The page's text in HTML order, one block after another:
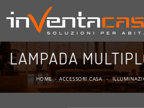
LAMPADA
HOME - ACCESSORI CASA -